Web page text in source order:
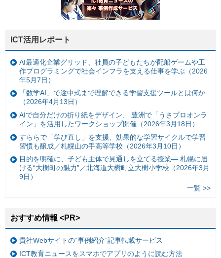
ICT活用レポート
AI最適化企業グリッド、社員の子どもたちが配船ゲームや工
作プログラミングで社会インフラを支える仕事を学ぶ（2026
年5月7日）
「数学AI」で途中式まで理解できる学習支援ツールとは何か
（2026年4月13日）
AIで自分だけの折り紙をデザイン、 豊洲で「うさプロオンラ
イン」を活用したワークショップ開催（2026年3月18日）
すららで「学び直し」を支援、効果的な学習サイクルで学習
習慣も醸成／札幌山の手高等学校（2026年3月10日）
目的を明確に、子ども主体で見通しを立てる授業— 札幌に届
ける“大樹町の魅力”／北海道大樹町立大樹小学校（2026年3月
9日）
一覧 >>
おすすめ情報 <PR>
貴社Webサイトの“事例紹介”記事転載サービス
ICT教育ニュースをスマホでアプリのように読む方法